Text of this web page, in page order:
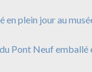
en plein jour au